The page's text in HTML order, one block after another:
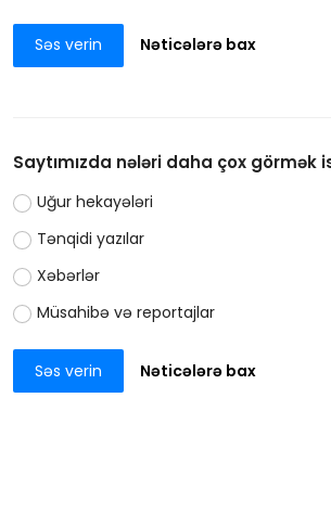
Səs verin Nəticələrə bax
Saytımızda nələri daha çox görmək
Uğur hekayələri
Tənqidi yazılar
Xəbərlər
Müsahibə və reportajlar
Səs verin Nəticələrə bax